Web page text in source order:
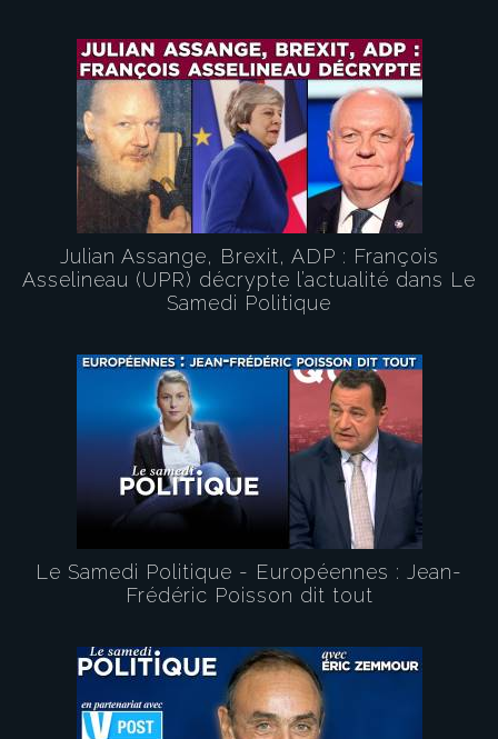
Julian Assange, Brexit, ADP : François
Asselineau (UPR) décrypte l’actualité dans Le
Samedi Politique
Le Samedi Politique - Européennes : Jean-
Frédéric Poisson dit tout